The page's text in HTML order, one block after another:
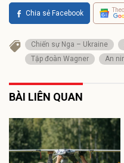
Chia sẻ Facebook
Chiến sự Nga – Ukraine
Tập đoàn Wagner
An
BÀI LIÊN QUAN